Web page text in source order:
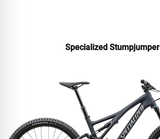
Specialized Stumpjumper